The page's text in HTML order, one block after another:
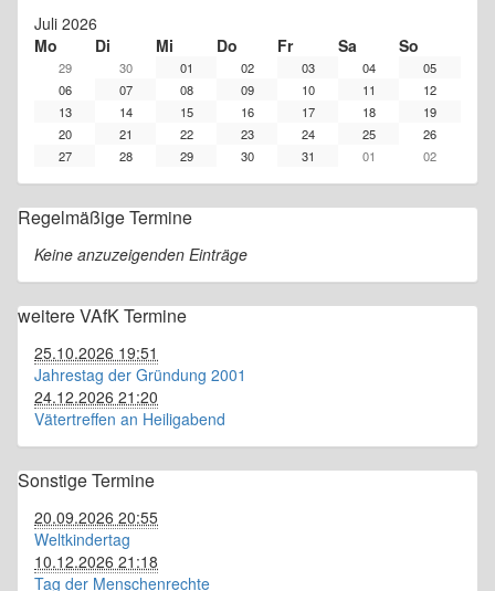
Juli 2026
Mo
Di Mi Do Fr Sa So
29 30 01 02 03 04
05
06
07 08 09 10 11
12
13
14 15 16 17 18
19
20
21 22 23 24 25
26
27
28 29 30 31 01 02
Regelmäßige Termine
Keine anzuzeigenden Einträge
weitere VAfK Termine
25.10.2026 19:51
Jahrestag der Gründung 2001
24.12.2026 21:20
Vätertreffen an Heiligabend
Sonstige Termine
20.09.2026 20:55
Weltkindertag
10.12.2026 21:18
Tag der Menschenrechte